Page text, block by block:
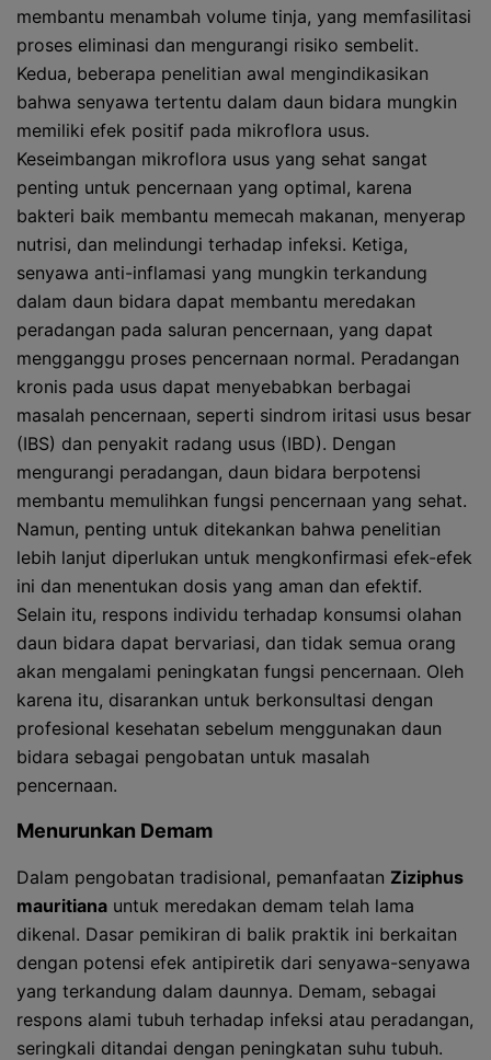
membantu menambah volume tinja, yang memfasilitasi
proses eliminasi dan mengurangi risiko sembelit.
Kedua, beberapa penelitian awal mengindikasikan
bahwa senyawa tertentu dalam daun bidara mungkin
memiliki efek positif pada mikroflora usus.
Keseimbangan mikroflora usus yang sehat sangat
penting untuk pencernaan yang optimal, karena
bakteri baik membantu memecah makanan, menyerap
nutrisi, dan melindungi terhadap infeksi. Ketiga,
senyawa anti-inflamasi yang mungkin terkandung
dalam daun bidara dapat membantu meredakan
peradangan pada saluran pencernaan, yang dapat
mengganggu proses pencernaan normal. Peradangan
kronis pada usus dapat menyebabkan berbagai
masalah pencernaan, seperti sindrom iritasi usus besar
(IBS) dan penyakit radang usus (IBD). Dengan
mengurangi peradangan, daun bidara berpotensi
membantu memulihkan fungsi pencernaan yang sehat.
Namun, penting untuk ditekankan bahwa penelitian
lebih lanjut diperlukan untuk mengkonfirmasi efek-efek
ini dan menentukan dosis yang aman dan efektif.
Selain itu, respons individu terhadap konsumsi olahan
daun bidara dapat bervariasi, dan tidak semua orang
akan mengalami peningkatan fungsi pencernaan. Oleh
karena itu, disarankan untuk berkonsultasi dengan
profesional kesehatan sebelum menggunakan daun
bidara sebagai pengobatan untuk masalah
pencernaan.
Menurunkan Demam
Dalam pengobatan tradisional, pemanfaatan Ziziphus
mauritiana untuk meredakan demam telah lama
dikenal. Dasar pemikiran di balik praktik ini berkaitan
dengan potensi efek antipiretik dari senyawa-senyawa
yang terkandung dalam daunnya. Demam, sebagai
respons alami tubuh terhadap infeksi atau peradangan,
seringkali ditandai dengan peningkatan suhu tubuh.